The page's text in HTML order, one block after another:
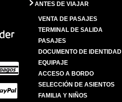
ANTES DE VIAJAR
VENTA DE PASAJES
TERMINAL DE SALIDA
PASAJES
DOCUMENTO DE IDENTIDAD
EQUIPAJE
ACCESO A BORDO
SELECCIÓN DE ASIENTOS
FAMILIA Y NIÑOS